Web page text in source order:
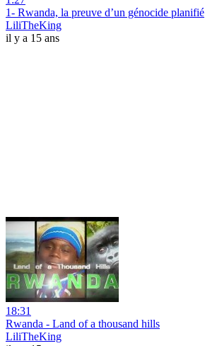
1- Rwanda, la preuve d’un génocide planifié
LiliTheKing
il y a 15 ans
18:31
Rwanda - Land of a thousand hills
LiliTheKing